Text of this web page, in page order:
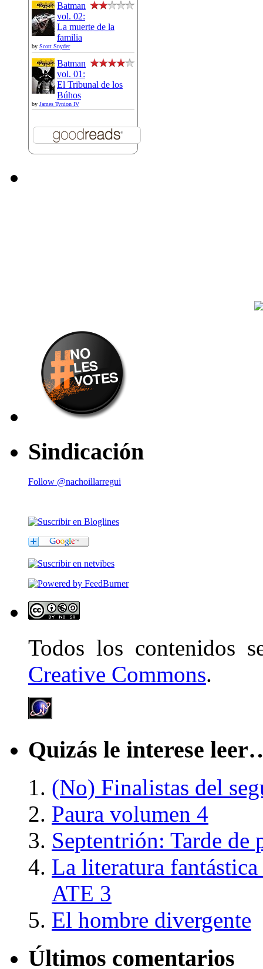
Batman
vol. 02:
La muerte de la
familia
by Scott Snyder
Batman
vol. 01:
El Tribunal de los
Búhos
by James Tynion IV
Sindicación
Follow @nachoillarregui
Todos los contenidos
Creative Commons.
Quizás le interese
(No) Finalistas del
Paura volumen 4
Septentrión: Tarde de
La literatura
ATE 3
El hombre divergente
Últimos comentarios